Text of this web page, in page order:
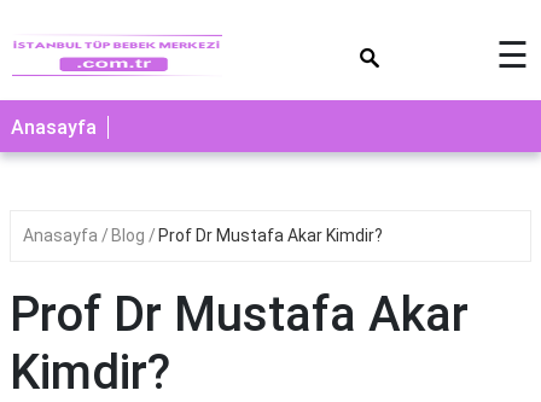
☰
Anasayfa
Anasayfa Blog Prof Dr Mustafa Akar Kimdir?
Prof Dr Mustafa Akar
Kimdir?